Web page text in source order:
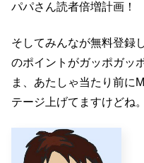
パパさん読者倍増計画！
そしてみんなが無料登録
のポイントがガッポガッ
ま、あたしゃ当たり前に
テージ上げてますけどね。